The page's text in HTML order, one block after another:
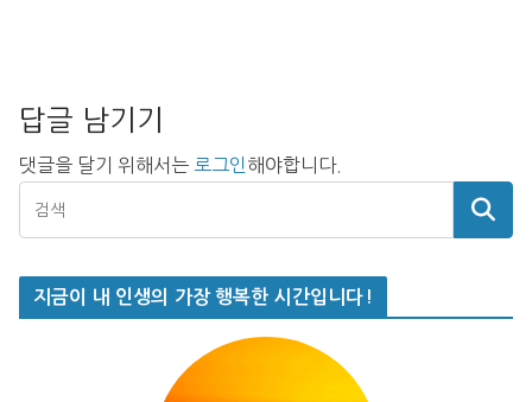
답글 남기기
댓글을 달기 위해서는 로그인 해야합니다.
지금이 내 인생의 가장 행복한 시간입니다!